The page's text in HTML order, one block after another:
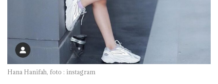
Hana Hanifah, foto : instagram